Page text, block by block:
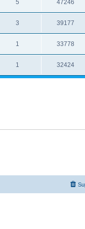
5 47246
3 39177
1 33778
1 32424